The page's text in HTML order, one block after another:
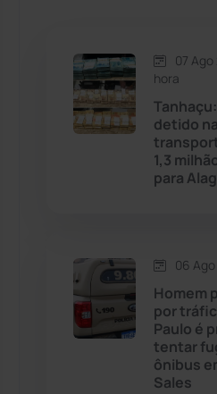
Caetité
Candiba
Cândido Sales
Caturama
Chapada Diamantina
07 Ago
hora
detido
1,3
para
06
Homem
por
Paulo é
tentar
ônibus
Sales